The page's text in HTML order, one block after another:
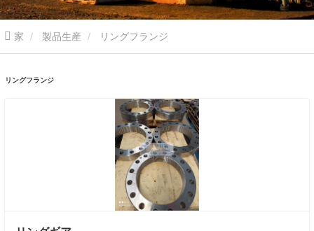
家 製品生産 リングフランジ
リングフランジ